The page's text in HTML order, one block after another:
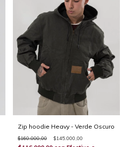
Zip hoodie Heavy - Verde Oscuro
$160.000,00 $145.000,00